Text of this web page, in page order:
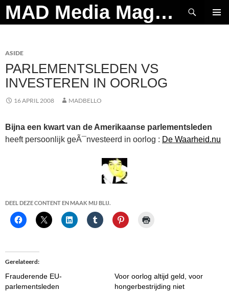
Ga
naar
MAD Media Magazine
Zoeken
ASIDE
PARLEMENTSLEDEN VS
INVESTEREN IN OORLOG
16 APRIL 2008 MADBELLO
Bijna een kwart van de Amerikaanse parlementsleden
heeft persoonlijk geÃ¯nvesteerd in oorlog : De Waarheid.nu
DEEL DEZE CONTENT EN MAAK MIJ BLIJ.
Gerelateerd
Frauderende EU-
parlementsleden
Voor oorlog altijd geld, voor
hongerbestrijding niet